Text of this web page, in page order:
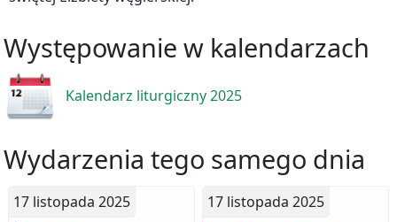
Występowanie w kalendarzach
Kalendarz liturgiczny 2025
Wydarzenia tego samego dnia
17 listopada 2025 17 listopada 2025